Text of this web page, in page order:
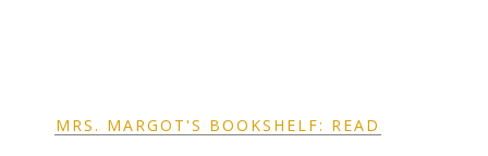
MRS. MARGOT'S BOOKSHELF: READ